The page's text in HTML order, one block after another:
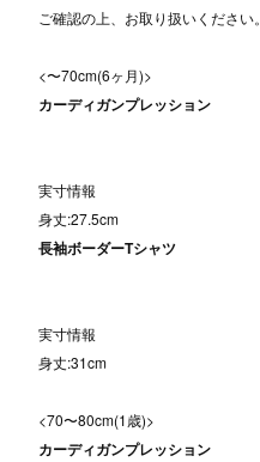
ご確認の上、お取り扱いください。
<〜70cm(6ヶ月)>
カーディガンプレッション
実寸情報
身丈:27.5cm
長袖ボーダーTシャツ
実寸情報
身丈:31cm
<70〜80cm(1歳)>
カーディガンプレッション